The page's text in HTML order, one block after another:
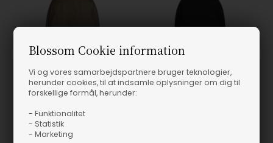
Blossom Cookie information
Vi og vores samarbejdspartnere bruger teknologier,
herunder cookies, til at indsamle oplysninger om dig til
forskellige formål, herunder:
- Funktionalitet
- Statistik
- Marketing